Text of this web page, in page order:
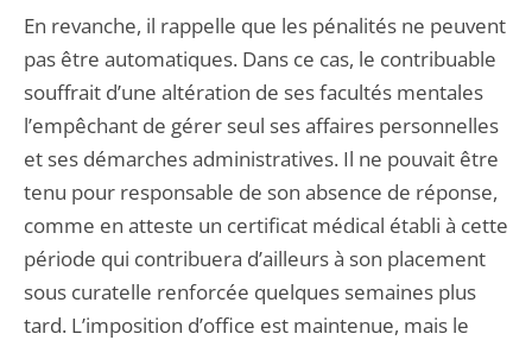
En revanche, il rappelle que les pénalités ne peuvent
pas être automatiques. Dans ce cas, le contribuable
souffrait d’une altération de ses facultés mentales
l’empêchant de gérer seul ses affaires personnelles
et ses démarches administratives. Il ne pouvait être
tenu pour responsable de son absence de réponse,
comme en atteste un certificat médical établi à cette
période qui contribuera d’ailleurs à son placement
sous curatelle renforcée quelques semaines plus
tard. L’imposition d’office est maintenue, mais le